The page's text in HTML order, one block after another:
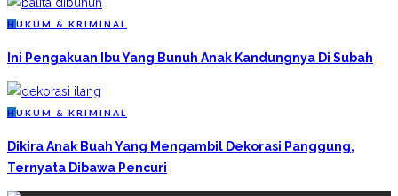
H UKUM & KRIMINAL
Ini Pengakuan Ibu Yang Bunuh Anak Kandungnya Di Subah
H UKUM & KRIMINAL
Dikira Anak Buah Yang Mengambil Dekorasi Panggung,
Ternyata Dibawa Pencuri